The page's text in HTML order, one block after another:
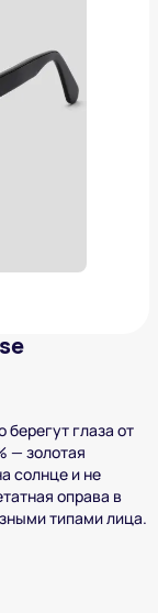
глаза от
— золотая
солнце и не
оправа в
типами лица.